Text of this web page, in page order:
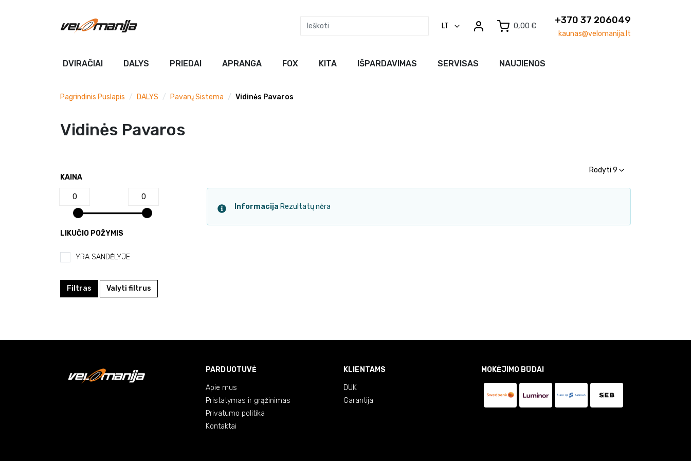
LT 0,00 €
+370 37 206049
kaunas@velomanija.lt
DVIRAČIAI DALYS PRIEDAI APRANGA FOX KITA IŠPARDAVIMAS SERVISAS NAUJIENOS
Pagrindinis Puslapis DALYS Pavarų Sistema Vidinės Pavaros
Vidinės Pavaros
KAINA
0 0
LIKUČIO POŽYMIS
YRA SANDĖLYJE
Filtras Valyti filtrus
Rodyti 9
Informacija Rezultatų nėra
PARDUOTUVĖ
Apie mus
Pristatymas ir grąžinimas
Privatumo politika
Kontaktai
KLIENTAMS
DUK
Garantija
MOKĖJIMO BŪDAI